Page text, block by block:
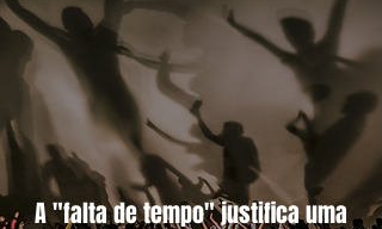
A "falta de tempo" justifica uma